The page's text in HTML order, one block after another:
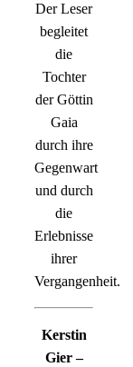
Der Leser
begleitet
die
Tochter
der Göttin
Gaia
durch ihre
Gegenwart
und durch
die
Erlebnisse
ihrer
Vergangenheit.
Kerstin
Gier –